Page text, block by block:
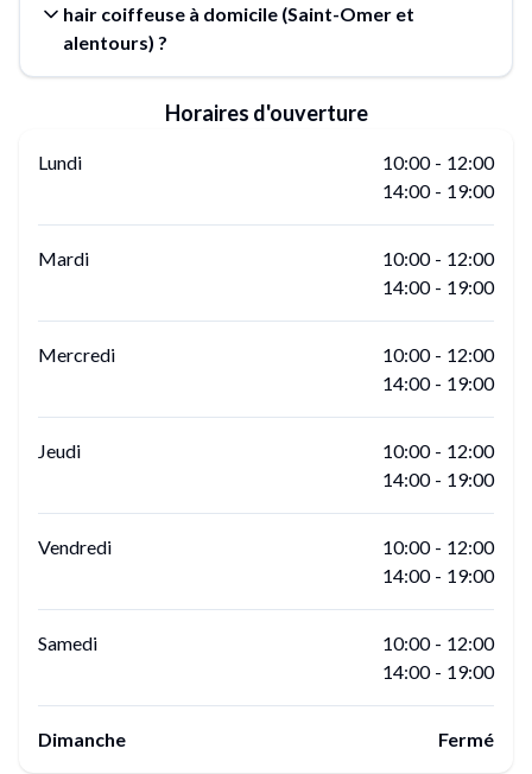
Horaires d'ouverture
Lundi 10:00 - 12:00
14:00 - 19:00
Mardi 10:00 - 12:00
14:00 - 19:00
Mercredi 10:00 - 12:00
14:00 - 19:00
Jeudi 10:00 - 12:00
14:00 - 19:00
Vendredi 10:00 - 12:00
14:00 - 19:00
Samedi 10:00 - 12:00
14:00 - 19:00
Dimanche Fermé
hair coiffeuse à domicile (Saint-Omer et
alentours) ?